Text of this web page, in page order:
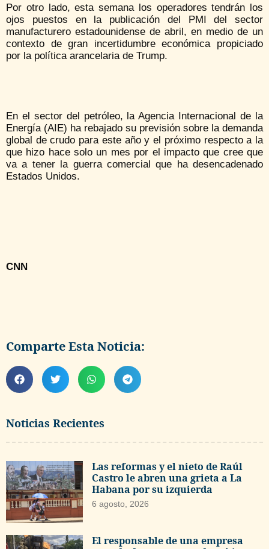
Noticias Recientes
Las reformas y el nieto de Raúl
Castro le abren una grieta a La
Habana por su izquierda
6 agosto, 2026
El responsable de una empresa
Por otro lado, esta semana los operadores tendrán los
ojos puestos en la publicación del PMI del sector
manufacturero estadounidense de abril, en medio de un
contexto de gran incertidumbre económica propiciado
por la política arancelaria de Trump.
En el sector del petróleo, la Agencia Internacional de la
Energía (AIE) ha rebajado su previsión sobre la demanda
global de crudo para este año y el próximo respecto a la
que hizo hace solo un mes por el impacto que cree que
va a tener la guerra comercial que ha desencadenado
Estados Unidos.
CNN
Comparte Esta Noticia: